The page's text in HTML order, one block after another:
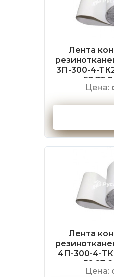
Лента
3П-300-4-
ГОСТ
Цена:
Лента
4П-300-4-
ГОСТ
Цена: